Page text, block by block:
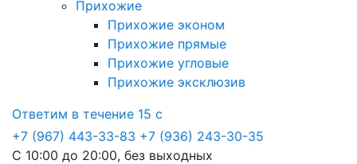
Прихожие
Прихожие эконом
Прихожие прямые
Прихожие угловые
Прихожие эксклюзив
Ответим в течение 15 с
+7 (967) 443-33-83 +7 (936) 243-30-35
С 10:00 до 20:00, без выходных